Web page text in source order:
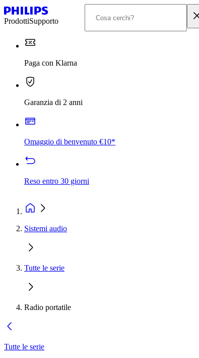
ProdottiSupporto
Paga con Klarna
Garanzia di 2 anni
Omaggio di benvenuto €10*
Reso entro 30 giorni
Sistemi audio
Tutte le serie
Radio portatile
Tutte le serie